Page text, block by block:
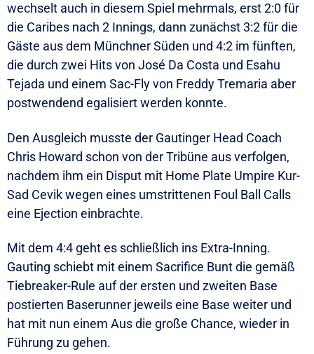
wechselt auch in diesem Spiel mehrmals, erst 2:0 für
die Caribes nach 2 Innings, dann zunächst 3:2 für die
Gäste aus dem Münchner Süden und 4:2 im fünften,
die durch zwei Hits von José Da Costa und Esahu
Tejada und einem Sac-Fly von Freddy Tremaria aber
postwendend egalisiert werden konnte.
Den Ausgleich musste der Gautinger Head Coach
Chris Howard schon von der Tribüne aus verfolgen,
nachdem ihm ein Disput mit Home Plate Umpire Kur-
Sad Cevik wegen eines umstrittenen Foul Ball Calls
eine Ejection einbrachte.
Mit dem 4:4 geht es schließlich ins Extra-Inning.
Gauting schiebt mit einem Sacrifice Bunt die gemäß
Tiebreaker-Rule auf der ersten und zweiten Base
postierten Baserunner jeweils eine Base weiter und
hat mit nun einem Aus die große Chance, wieder in
Führung zu gehen.